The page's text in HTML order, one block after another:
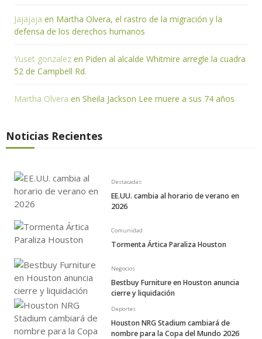
Jajajaja en Martha Olvera, el rastro de la migración y la
defensa de los derechos humanos
Yuset gonzalez en Piden al alcalde Whitmire arregle la cuadra
52 de Campbell Rd.
Martha Olvera en Sheila Jackson Lee muere a sus 74 años
Noticias Recientes
Destacadas
EE.UU. cambia al horario de verano en
2026
Comunidad
Tormenta Ártica Paraliza Houston
Negocios
Bestbuy Furniture en Houston anuncia
cierre y liquidación
Deportes
Houston NRG Stadium cambiará de
nombre para la Copa del Mundo 2026